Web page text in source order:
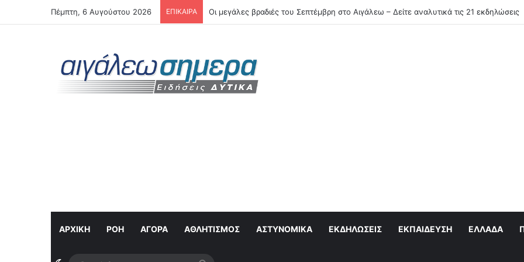
Πέμπτη, 6 Αυγούστου 2026 ΕΠΙΚΑΙΡΑ Αιγάλεω: Ξεκινάει πρόγραμμα στειρώσεων και περίθαλψης αδέσποτων γατών
ΑΡΧΙΚΗ ΡΟΉ ΑΓΟΡΆ ΑΘΛΗΤΙΣΜΌΣ ΑΣΤΥΝΟΜΙΚΆ ΕΚΔΗΛΏΣΕΙΣ ΕΚΠΑΊΔΕΥΣΗ ΕΛΛΆΔΑ